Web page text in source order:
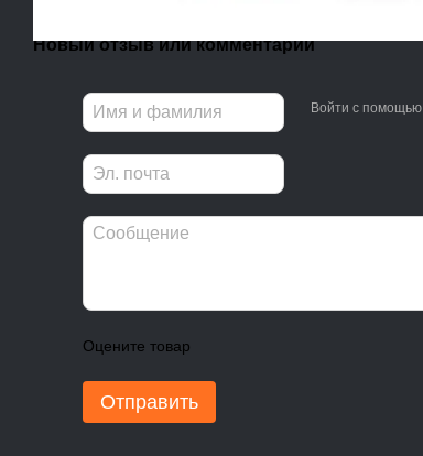
Новый отзыв или комментарий
Войти с помощью
Оцените товар
Отправить